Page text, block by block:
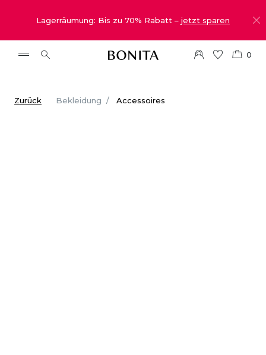
Lagerräumung: Bis zu 70% Rabatt – jetzt sparen
0
Zurück Bekleidung Accessoires